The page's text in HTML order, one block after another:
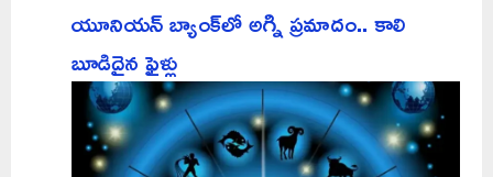
యూనియన్ బ్యాంక్‌లో అగ్ని ప్రమాదం.. కాలి
బూడిదైన ఫైళ్లు